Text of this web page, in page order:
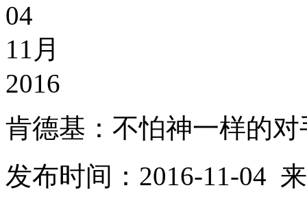
04
11月
2016
肯德基：不怕神一样的
发布时间：2016-11-04